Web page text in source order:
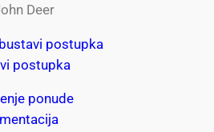
Deer
postupka
postupka
ponude